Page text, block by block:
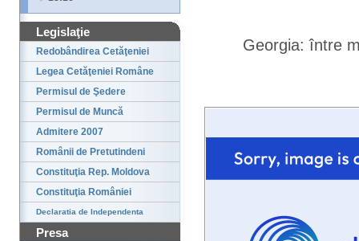
Legislaţie
Redobândirea Cetăţeniei
Legea Cetăţeniei Române
Permisul de Şedere
Permisul de Muncă
Admitere 2007
Românii de Pretutindeni
Constituţia Rep. Moldova
Constituţia României
Declaratia de Independenta
Presa
Georgia: între